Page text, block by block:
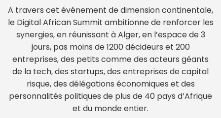
A travers cet événement de dimension continentale,
le Digital African Summit ambitionne de renforcer les
synergies, en réunissant à Alger, en l’espace de 3
jours, pas moins de 1200 décideurs et 200
entreprises, des petits comme des acteurs géants
de la tech, des startups, des entreprises de capital
risque, des délégations économiques et des
personnalités politiques de plus de 40 pays d’Afrique
et du monde entier.